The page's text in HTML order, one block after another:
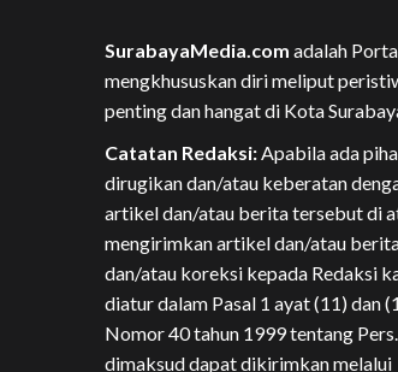
SurabayaMedia.com adalah
mengkhususkan diri meliput
penting dan hangat di Kota
Catatan Redaksi:Apabila ada
dirugikan dan/atau keberatan
artikel dan/atau berita tersebut di
mengirimkan artikel dan/atau
dan/atau koreksi kepada Redaksi
diatur dalam Pasal 1 ayat (11) dan
Nomor 40 tahun 1999 tentang
dimaksud dapat dikirimkan melalui